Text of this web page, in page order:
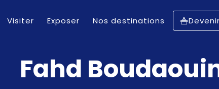
Visiter Exposer Nos destinations
Fahd